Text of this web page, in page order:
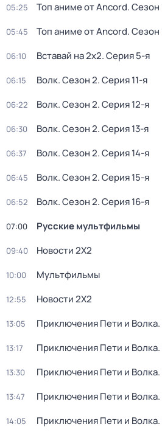
05:25 Топ аниме от Ancord. Сезон
05:45 Топ аниме от Ancord. Сезон
06:10 Вставай на 2х2. Серия 5-я
06:15 Волк. Сезон 2. Серия 11-я
06:22 Волк. Сезон 2. Серия 12-я
06:30 Волк. Сезон 2. Серия 13-я
06:37 Волк. Сезон 2. Серия 14-я
06:45 Волк. Сезон 2. Серия 15-я
06:52 Волк. Сезон 2. Серия 16-я
07:00 Русские мультфильмы
09:40 Новости 2Х2
10:00 Мультфильмы
12:55 Новости 2Х2
13:05 Приключения Пети и Волка
13:17 Приключения Пети и Волка
13:30 Приключения Пети и Волка
13:47 Приключения Пети и Волка
14:05 Приключения Пети и Волка